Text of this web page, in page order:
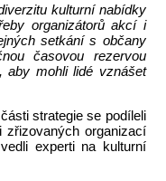
kulturní nabídky
organizátorů akcí i
setkání s občany
časovou rezervou
aby mohli lidé vznášet
strategie se podíleli
zřizovaných organizací
experti na kulturní